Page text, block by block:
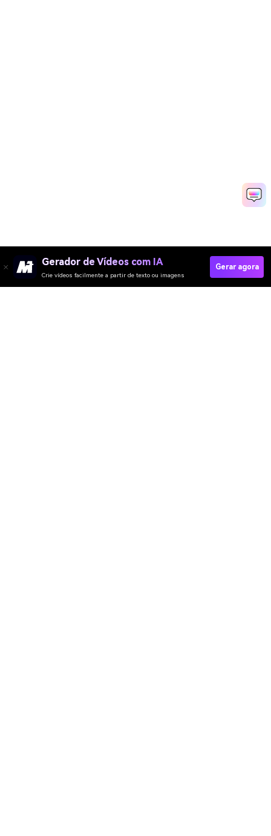
Gerador de Vídeos com IA
Crie vídeos facilmente a partir de texto ou imagens
Gerar agora